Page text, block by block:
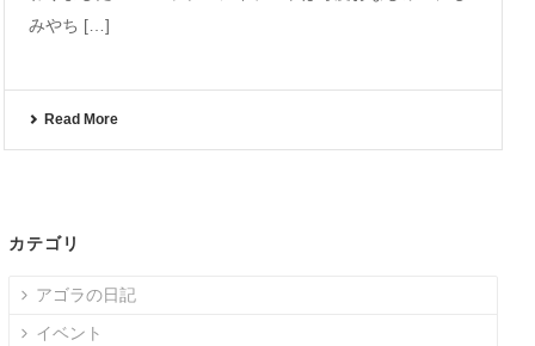
みやち […]
Read More
カテゴリ
アゴラの日記
イベント